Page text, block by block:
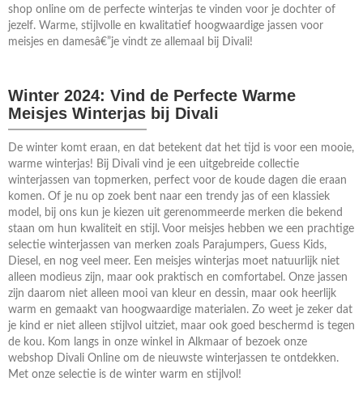
shop online om de perfecte winterjas te vinden voor je dochter of
jezelf. Warme, stijlvolle en kwalitatief hoogwaardige jassen voor
meisjes en damesâ€”je vindt ze allemaal bij Divali!
Winter 2024: Vind de Perfecte Warme
Meisjes Winterjas bij Divali
De winter komt eraan, en dat betekent dat het tijd is voor een mooie,
warme winterjas! Bij Divali vind je een uitgebreide collectie
winterjassen van topmerken, perfect voor de koude dagen die eraan
komen. Of je nu op zoek bent naar een trendy jas of een klassiek
model, bij ons kun je kiezen uit gerenommeerde merken die bekend
staan om hun kwaliteit en stijl. Voor meisjes hebben we een prachtige
selectie winterjassen van merken zoals Parajumpers, Guess Kids,
Diesel, en nog veel meer. Een meisjes winterjas moet natuurlijk niet
alleen modieus zijn, maar ook praktisch en comfortabel. Onze jassen
zijn daarom niet alleen mooi van kleur en dessin, maar ook heerlijk
warm en gemaakt van hoogwaardige materialen. Zo weet je zeker dat
je kind er niet alleen stijlvol uitziet, maar ook goed beschermd is tegen
de kou. Kom langs in onze winkel in Alkmaar of bezoek onze
webshop Divali Online om de nieuwste winterjassen te ontdekken.
Met onze selectie is de winter warm en stijlvol!